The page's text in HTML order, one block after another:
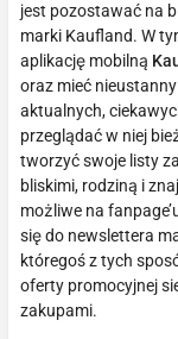
jest pozostawać na
marki Kaufland. W
aplikację mobilną
oraz mieć
aktualnych,
przeglądać w niej
tworzyć swoje listy
bliskimi, rodziną i
możliwe na
się do newslettera
któregoś z tych
oferty promocyjnej
zakupami.